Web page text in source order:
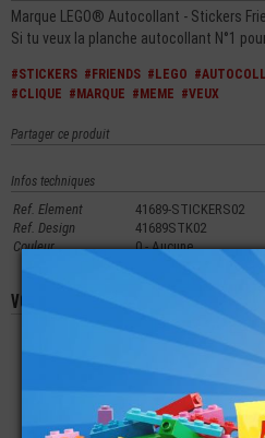
Marque LEGO® Autocollant - Stickers
Si tu veux la planche autocollant N°1
#STICKERS #FRIENDS #LEGO
#CLIQUE #MARQUE #MEME #VEUX
Partager ce produit
Infos techniques
Ref. Element
41689-STICKERS02
Ref. Design
41689STK02
Couleur
0 - Aucune
Vous aimerez aussi les
LEGO®
AUTOCOLLANT -
LEGO®